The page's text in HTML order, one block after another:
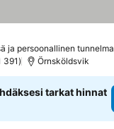
ja persoonallinen tunnelma
hinnat
391 Örnsköldsvik
tarkat hinnat